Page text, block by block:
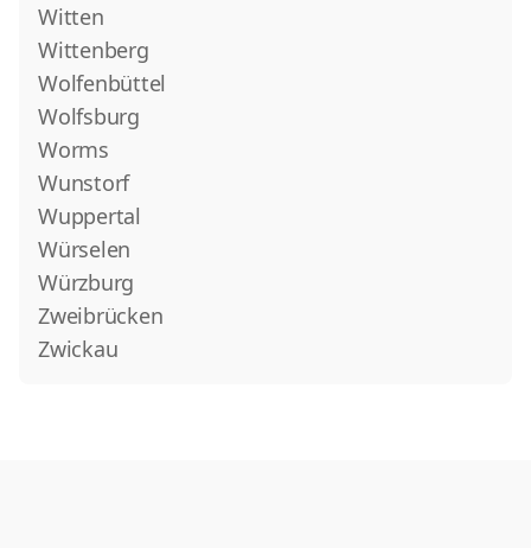
Witten
Wittenberg
Wolfenbüttel
Wolfsburg
Worms
Wunstorf
Wuppertal
Würselen
Würzburg
Zweibrücken
Zwickau